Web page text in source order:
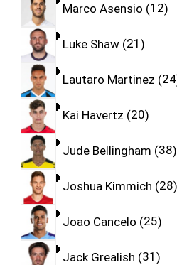
Marco Asensio 12
Luke Shaw 21
Lautaro Martinez 24
Kai Havertz 20
Jude Bellingham 38
Joshua Kimmich 28
Joao Cancelo 25
Jack Grealish 31